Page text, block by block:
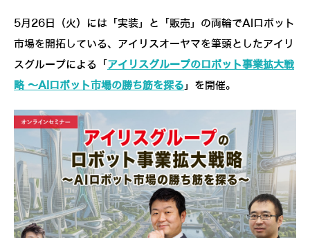
5月26日（火）には「実装」と「販売」の両輪でAIロボット
市場を開拓している、アイリスオーヤマを筆頭としたアイリ
スグループによる「 アイリスグループのロボット事業拡大戦
略 ～AIロボット市場の勝ち筋を探る 」を開催。